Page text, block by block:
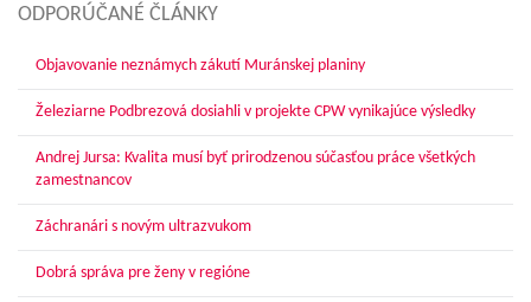
ODPORÚČANÉ ČLÁNKY
Objavovanie neznámych zákutí Muránskej planiny
Železiarne Podbrezová dosiahli v projekte CPW vynikajúce výsledky
Andrej Jursa: Kvalita musí byť prirodzenou súčasťou práce všetkých
zamestnancov
Záchranári s novým ultrazvukom
Dobrá správa pre ženy v regióne